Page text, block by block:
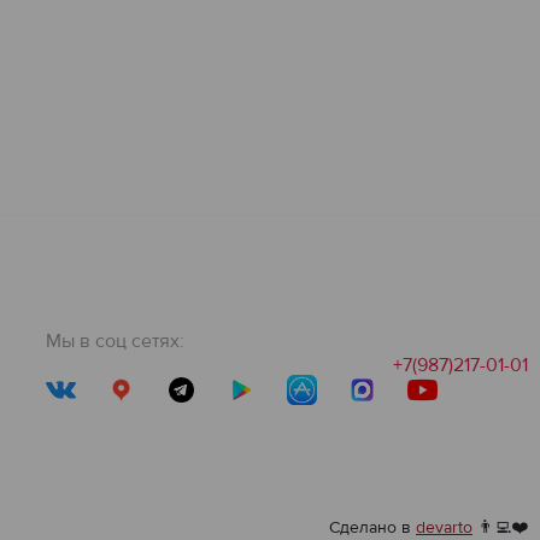
Мы в соц сетях:
+7(987)217-01-01
Сделано в devarto 👨‍💻❤️